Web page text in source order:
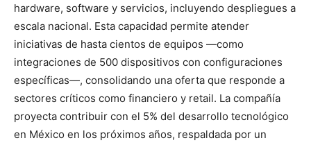
hardware, software y servicios, incluyendo despliegues a
escala nacional. Esta capacidad permite atender
iniciativas de hasta cientos de equipos —como
integraciones de 500 dispositivos con configuraciones
específicas—, consolidando una oferta que responde a
sectores críticos como financiero y retail. La compañía
proyecta contribuir con el 5% del desarrollo tecnológico
en México en los próximos años, respaldada por un